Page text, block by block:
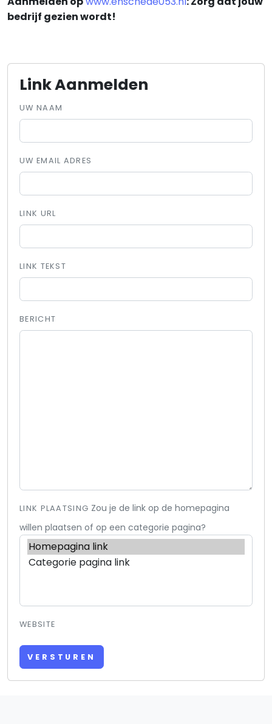
bedrijf gezien wordt!
Link Aanmelden
UW NAAM
UW EMAIL ADRES
LINK URL
LINK TEKST
BERICHT
LINK PLAATSING Zou je de link op de homepagina
willen plaatsen of op een categorie pagina?
WEBSITE
VERSTUREN